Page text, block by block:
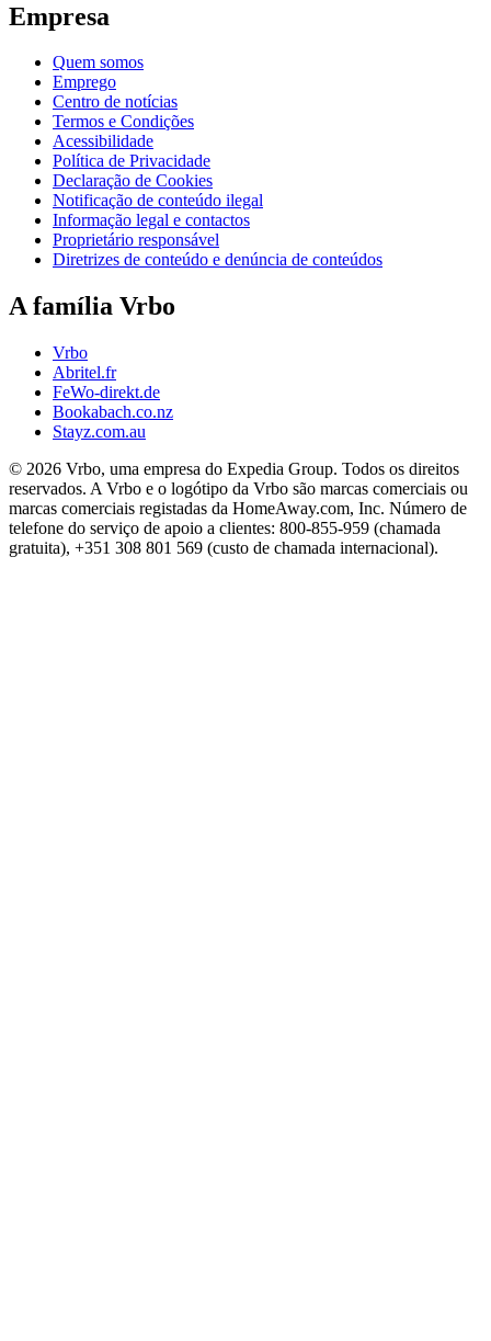
Empresa
Quem somos
Emprego
Centro de notícias
Termos e Condições
Acessibilidade
Política de Privacidade
Declaração de Cookies
Notificação de conteúdo ilegal
Informação legal e contactos
Proprietário responsável
Diretrizes de conteúdo e denúncia de conteúdos
A família Vrbo
Vrbo
Abritel.fr
FeWo-direkt.de
Bookabach.co.nz
Stayz.com.au
© 2026 Vrbo, uma empresa do Expedia Group. Todos os direitos
reservados. A Vrbo e o logótipo da Vrbo são marcas comerciais ou
marcas comerciais registadas da HomeAway.com, Inc. Número de
telefone do serviço de apoio a clientes: 800-855-959 (chamada
gratuita), +351 308 801 569 (custo de chamada internacional).